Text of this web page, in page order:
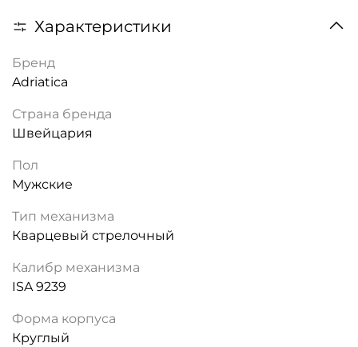
Характеристики
Бренд
Adriatica
Страна бренда
Швейцария
Пол
Мужские
Тип механизма
Кварцевый стрелочный
Калибр механизма
ISA 9239
Форма корпуса
Круглый